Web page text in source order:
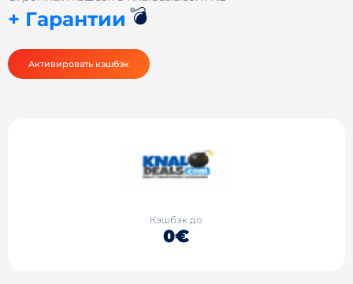
+ Гарантии 💣
Активировать кэшбэк
Кэшбэк до
0€